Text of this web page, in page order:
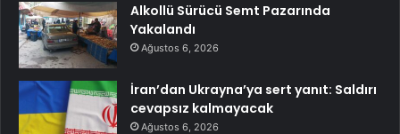
Alkollü Sürücü Semt Pazarında
Yakalandı
Ağustos 6, 2026
İran’dan Ukrayna’ya sert yanıt: Saldırı
cevapsız kalmayacak
Ağustos 6, 2026